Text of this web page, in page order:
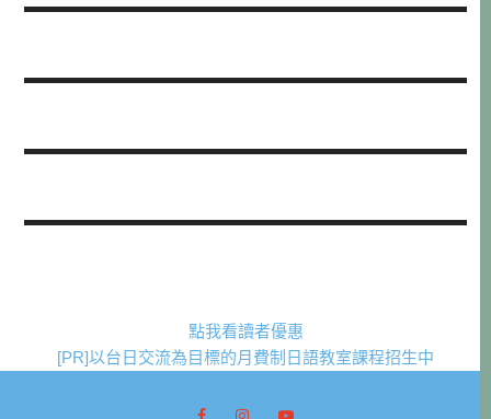
點我看讀者優惠
[PR]以台日交流為目標的月費制日語教室課程招生中